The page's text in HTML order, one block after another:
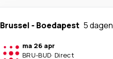
Brussel - Boedapest 5 dagen
ma 26 apr
BRU-BUD· Direct